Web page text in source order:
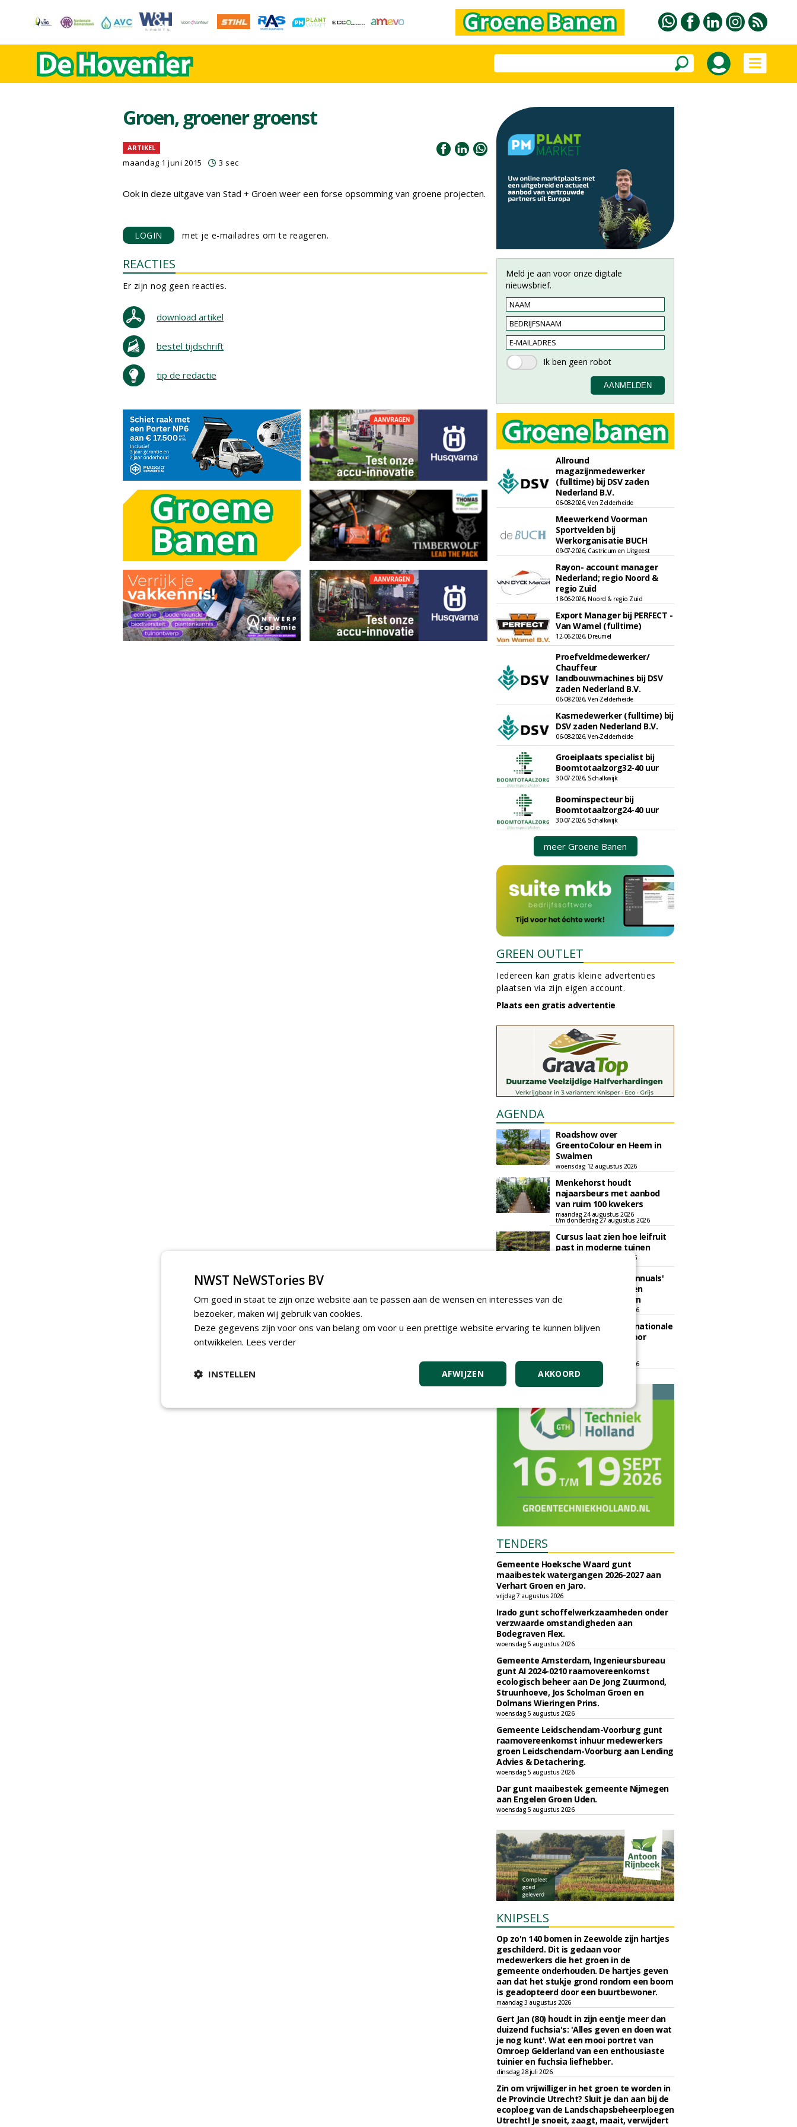
Groen, groener groenst
ARTIKEL
maandag 1 juni 2015 3 sec
Ook in deze uitgave van Stad + Groen weer een forse opsomming van groene projecten.
LOGIN met je e-mailadres om te reageren.
REACTIES
Er zijn nog geen reacties.
download artikel
bestel tijdschrift
tip de redactie
Meld je aan voor onze digitale
nieuwsbrief.
Allround
magazijnmedewerker
(fulltime) bij DSV zaden
Nederland B.V.
06-08-2026, Ven Zelderheide
Meewerkend Voorman
Sportvelden bij
Werkorganisatie BUCH
09-07-2026, Castricum en Uitgeest
Rayon- account manager
Nederland; regio Noord &
regio Zuid
18-06-2026, Noord & regio Zuid
Export Manager bij PERFECT -
Van Wamel (fulltime)
12-06-2026, Dreumel
Proefveldmedewerker/
Chauffeur
landbouwmachines bij DSV
zaden Nederland B.V.
06-08-2026, Ven-Zelderheide
Kasmedewerker (fulltime) bij
DSV zaden Nederland B.V.
06-08-2026, Ven-Zelderheide
Groeiplaats specialist bij
Boomtotaalzorg32-40 uur
30-07-2026, Schalkwijk
Boominspecteur bij
Boomtotaalzorg24-40 uur
30-07-2026, Schalkwijk
meer Groene Banen
GREEN OUTLET
Iedereen kan gratis kleine advertenties
plaatsen via zijn eigen account.
Plaats een gratis advertentie
AGENDA
Roadshow over
GreentoColour en Heem in
Swalmen
woensdag 12 augustus 2026
Menkehorst houdt
najaarsbeurs met aanbod
van ruim 100 kwekers
maandag 24 augustus 2026
t/m donderdag 27 augustus 2026
Cursus laat zien hoe leifruit
past in moderne tuinen
woensdag 26 augustus 2026
Vakdag 'All About Annuals'
zet eenjarige planten
centraal in Appeltern
donderdag 27 augustus 2026
GaLaBau 2026: internationale
ontmoetingsplek voor
t/m vrijdag 18 september 2026
TENDERS
Gemeente Hoeksche Waard gunt
maaibestek watergangen 2026-2027 aan
Verhart Groen en Jaro.
vrijdag 7 augustus 2026
Irado gunt schoffelwerkzaamheden onder
verzwaarde omstandigheden aan
Bodegraven Flex.
woensdag 5 augustus 2026
Gemeente Amsterdam, Ingenieursbureau
gunt AI 2024-0210 raamovereenkomst
ecologisch beheer aan De Jong Zuurmond,
Struunhoeve, Jos Scholman Groen en
Dolmans Wieringen Prins.
woensdag 5 augustus 2026
Gemeente Leidschendam-Voorburg gunt
raamovereenkomst inhuur medewerkers
groen Leidschendam-Voorburg aan Lending
Advies & Detachering.
woensdag 5 augustus 2026
Dar gunt maaibestek gemeente Nijmegen
aan Engelen Groen Uden.
woensdag 5 augustus 2026
KNIPSELS
Op zo'n 140 bomen in Zeewolde zijn hartjes
geschilderd. Dit is gedaan voor
medewerkers die het groen in de
gemeente onderhouden. De hartjes geven
aan dat het stukje grond rondom een boom
is geadopteerd door een buurtbewoner.
maandag 3 augustus 2026
Gert Jan (80) houdt in zijn eentje meer dan
duizend fuchsia's: 'Alles geven en doen wat
je nog kunt'. Wat een mooi portret van
Omroep Gelderland van een enthousiaste
tuinier en fuchsia liefhebber.
dinsdag 28 juli 2026
Zin om vrijwilliger in het groen te worden in
de Provincie Utrecht? Sluit je dan aan bij de
ecoploeg van de Landschapsbeheerploegen
Utrecht! Je snoeit, zaagt, maait, verwijdert
NWST NeWSTories BV
Om goed in staat te zijn onze website aan te passen aan de wensen en interesses van de
bezoeker, maken wij gebruik van cookies.
Deze gegevens zijn voor ons van belang om voor u een prettige website ervaring te kunnen blijven
ontwikkelen. Lees verder
AKKOORD
AFWIJZEN
INSTELLEN